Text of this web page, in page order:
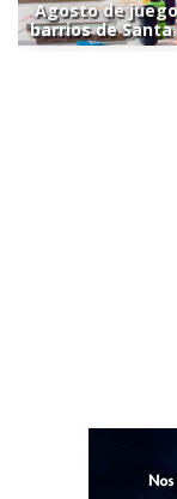
Agosto de
barrios de